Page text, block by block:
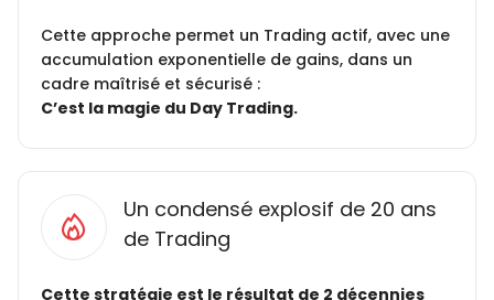
Cette approche permet un Trading actif, avec une
accumulation exponentielle de gains, dans un
cadre maîtrisé et sécurisé :
C’est la magie du Day Trading.
Un condensé explosif de 20 ans
de Trading
Cette stratégie est le résultat de 2 décennies